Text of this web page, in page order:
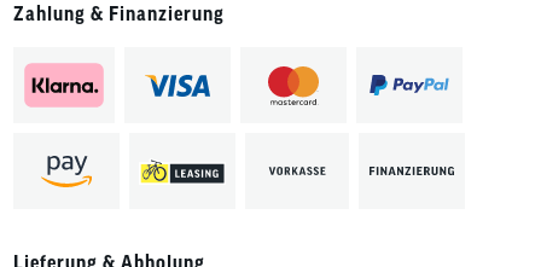
Zahlung & Finanzierung
Lieferung & Abholung